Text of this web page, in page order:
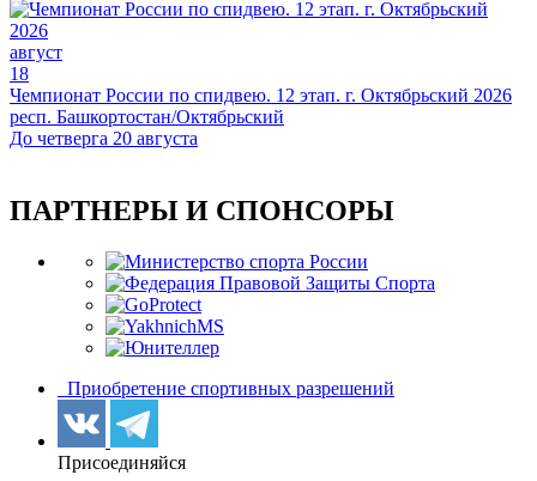
август
18
Чемпионат России по спидвею. 12 этап. г. Октябрьский 2026
респ. Башкортостан/Октябрьский
До четверга 20 августа
ПАРТНЕРЫ И СПОНСОРЫ
Приобретение спортивных разрешений
Присоединяйся